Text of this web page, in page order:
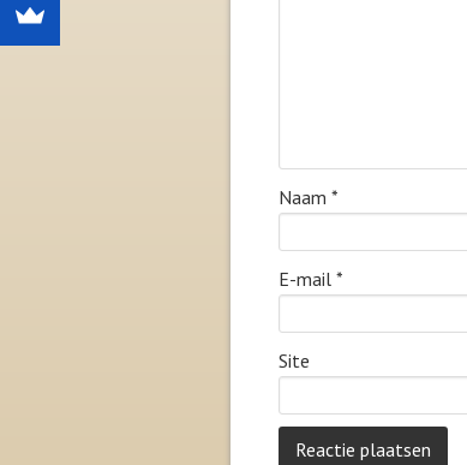
Naam *
E-mail *
Site